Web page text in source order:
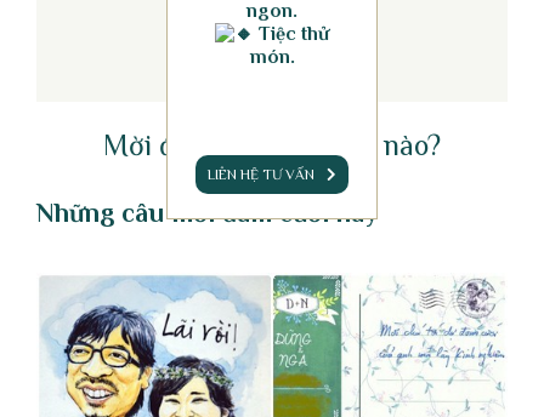
ngon.
Tiệc thử
món.
LIÊN HỆ TƯ VẤN
Mời đám cưới như thế nào?
Những câu mời đám cưới hay